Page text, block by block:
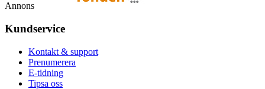
Annons
Kundservice
Kontakt & support
Prenumerera
E-tidning
Tipsa oss